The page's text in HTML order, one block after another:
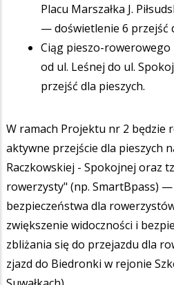
Placu Marszałka J.
— doświetlenie 6 przejść
Ciąg pieszo-rowerowego
od ul. Leśnej do ul.
przejść dla pieszych.
W ramach Projektu nr 2 będzie
aktywne przejście dla pieszych
Raczkowskiej - Spokojnej oraz
rowerzysty" (np. SmartBpass)
bezpieczeństwa dla
zwiększenie widoczności i
zbliżania się do przejazdu dla
zjazd do Biedronki w rejonie